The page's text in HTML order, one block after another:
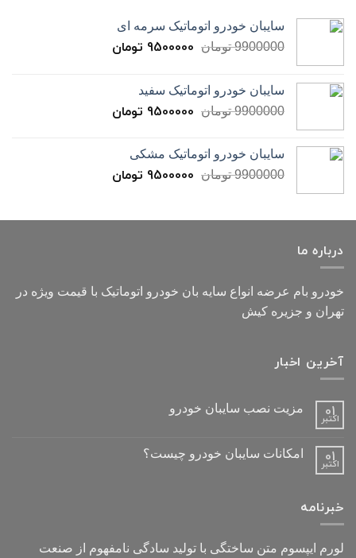
سایبان خودرو اتوماتیک سرمه ای
9900000 تومان 9500000 تومان
سایبان خودرو اتوماتیک سفید
9900000 تومان 9500000 تومان
سایبان خودرو اتوماتیک مشکی
9900000 تومان 9500000 تومان
درباره ما
خودرو بام عرضه انواع سایه بان خودرو اتوماتیک با قیمت ویژه در
تهران و جزیره کیش
آخرین اخبار
01
اکتبر
مزیت نصب سایبان خودرو
01
اکتبر
امکانات سایبان خودرو چیست؟
خبرنامه
لورم ایپسوم متن ساختگی با تولید سادگی نامفهوم از صنعت